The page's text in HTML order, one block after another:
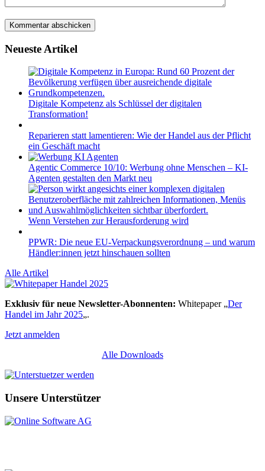
Neueste Artikel
Digitale Kompetenz als Schlüssel der digitalen
Transformation!
Reparieren statt lamentieren: Wie der Handel aus der Pflicht
ein Geschäft macht
Agentic Commerce 10/10: Werbung ohne Menschen – KI-
Agenten gestalten den Markt neu
Wenn Verstehen zur Herausforderung wird
PPWR: Die neue EU-Verpackungsverordnung – und warum
Händler:innen jetzt hinschauen sollten
Alle Artikel
Exklusiv für neue Newsletter-Abonnenten: Whitepaper „Der
Handel im Jahr 2025„.
Jetzt anmelden
Alle Downloads
Unsere Unterstützer